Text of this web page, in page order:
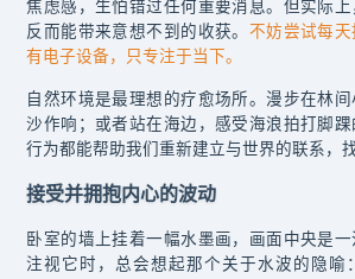
焦虑感，生怕错过任何重要消息。但实际
反而能带来意想不到的收获。 不妨尝试每
有电子设备，只专注于当下。
自然环境是最理想的疗愈场所。漫步在林
沙作响；或者站在海边，感受海浪拍打脚
行为都能帮助我们重新建立与世界的联系，
接受并拥抱内心的波动
卧室的墙上挂着一幅水墨画，画面中央是
注视它时，总会想起那个关于水波的隐喻